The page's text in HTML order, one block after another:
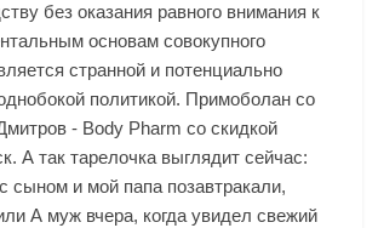
без оказания равного внимания к
основам совокупного
странной и потенциально
политикой. Примоболан со
- Body Pharm со скидкой
А так тарелочка выглядит сейчас:
сыном и мой папа позавтракали,
А муж вчера, когда увидел свежий